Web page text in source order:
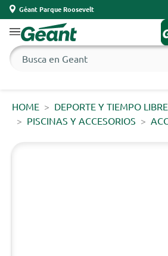
Géant Parque Roosevelt
HOME
DEPORTE Y TIEMPO LIBRE
PISCINAS Y ACCESORIOS